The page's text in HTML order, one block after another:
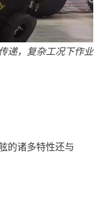
递，复杂工况下作业
的诸多特性还与